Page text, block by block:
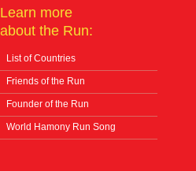
Learn more
about the Run:
List of Countries
Friends of the Run
Founder of the Run
World Hamony Run Song